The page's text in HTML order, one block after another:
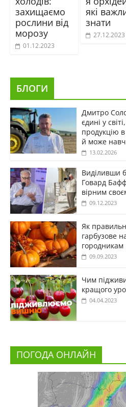
захищаємо
рослини від
морозу
01.12.2023
які
знати
27.12.2023
БЛОГИ
Дмитро
єдині у
продукцію
й може
13.02.2026
Виділивши
Говард
вірним
09.12.2023
Як
гарбузове
городникам
09.09.2023
Чим
кращого
04.04.2023
ПОГОДА ОНЛАЙН